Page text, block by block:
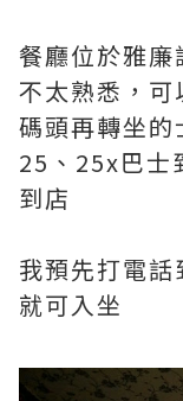
餐廳位於雅
不太熟悉，
碼頭再轉坐
25、25x巴士
到店
我預先打電
就可入坐